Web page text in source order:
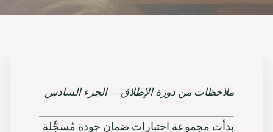
ملاحظات من دورة الإطلاق — الجزء السادس
بدأت مجموعة اختبارات ضمان جودة مُسجَّلة